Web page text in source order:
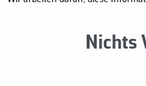
Nichts